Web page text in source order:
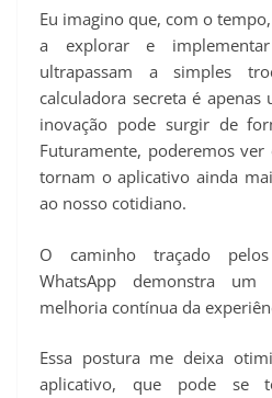
Eu imagino que, com o
a explorar e
ultrapassam a simples
calculadora secreta é
inovação pode surgir de
Futuramente, poderemos
tornam o aplicativo ainda
ao nosso cotidiano.
O caminho traçado
WhatsApp demonstra
melhoria contínua da
Essa postura me deixa
aplicativo, que pode se